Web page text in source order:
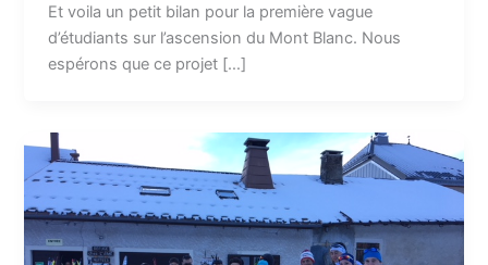
Et voila un petit bilan pour la première vague
d’étudiants sur l’ascension du Mont Blanc. Nous
espérons que ce projet […]